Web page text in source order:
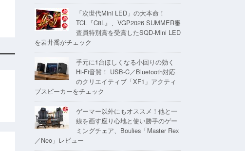
「次世代Mini LED」の大本命！
TCL『C8L』、VGP2026 SUMMER審
査員特別賞を受賞したSQD-Mini LED
を岩井喬がチェック
手元に1台ほしくなる小回りの効く
Hi-Fi音質！ USB-C／Bluetooth対応
のクリエイティブ「XF1」アクティ
ブスピーカーをチェック
ゲーマー以外にもオススメ！他と一
線を画す座り心地と使い勝手のゲー
ミングチェア、Boulies「Master Rex
／Neo」レビュー